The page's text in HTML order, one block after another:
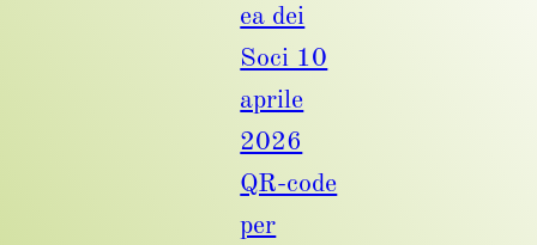
ea dei
Soci 10
aprile
2026
QR-code
per